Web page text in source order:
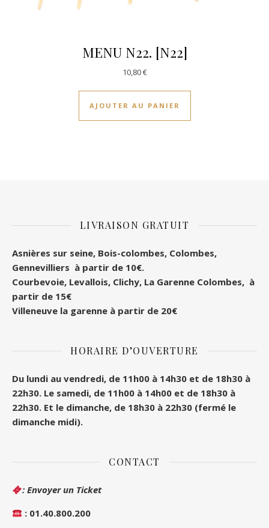
MENU N22. [N22]
10,80€
AJOUTER AU PANIER
LIVRAISON GRATUIT
Asnières sur seine, Bois-colombes, Colombes,
Gennevilliers à partir de 10€.
Courbevoie, Levallois, Clichy, La Garenne Colombes, à
partir de 15€
Villeneuve la garenne à partir de 20€
HORAIRE D’OUVERTURE
Du lundi au vendredi, de 11h00 à 14h30 et de 18h30 à
22h30. Le samedi, de 11h00 à 14h00 et de 18h30 à
22h30. Et le dimanche, de 18h30 à 22h30 (fermé le
dimanche midi).
CONTACT
: Envoyer un Ticket
: 01.40.800.200